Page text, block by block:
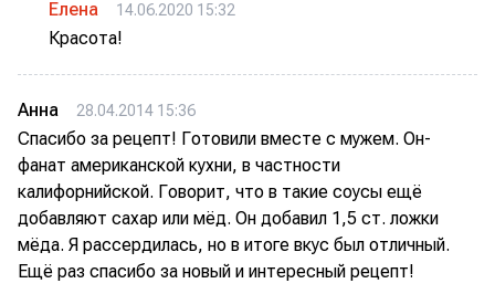
Елена 14.06.2020 15:32
Красота!
Анна 28.04.2014 15:36
Спасибо за рецепт! Готовили вместе с мужем. Он-
фанат американской кухни, в частности
калифорнийской. Говорит, что в такие соусы ещё
добавляют сахар или мёд. Он добавил 1,5 ст. ложки
мёда. Я рассердилась, но в итоге вкус был отличный.
Ещё раз спасибо за новый и интересный рецепт!